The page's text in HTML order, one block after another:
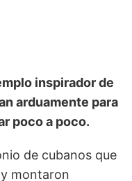
inspirador de
arduamente para
poco a poco.
de cubanos que
montaron